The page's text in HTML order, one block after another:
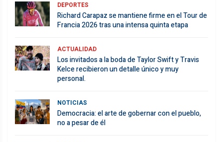
DEPORTES
Richard Carapaz se mantiene firme en el Tour de
Francia 2026 tras una intensa quinta etapa
ACTUALIDAD
Los invitados a la boda de Taylor Swift y Travis
Kelce recibieron un detalle único y muy
personal.
NOTICIAS
Democracia: el arte de gobernar con el pueblo,
no a pesar de él